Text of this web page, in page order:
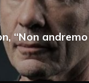
e-mail
via e-mail
“Non